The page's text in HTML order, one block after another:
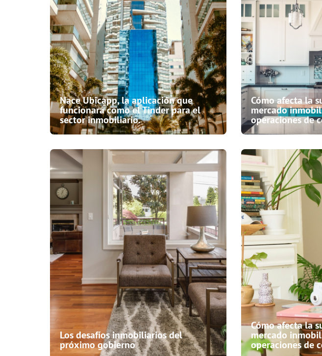
Nace Ubicapp, la aplicación que
funcionará como el Tinder para el
sector inmobiliario.
Cómo afecta la
mercado
operaciones de
Los desafíos inmobiliarios del
próximo gobierno
Cómo afecta la
mercado
operaciones de